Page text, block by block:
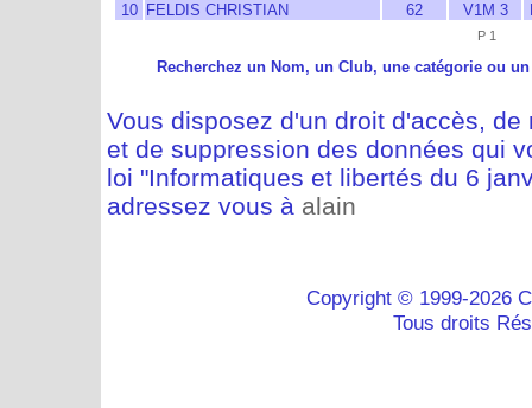
10
FELDIS CHRISTIAN 62 V1M 3
P 1
Recherchez un Nom, un Club, une catégorie ou
Vous disposez d'un droit d'accès,
et de suppression des données qui
loi "Informatiques et libertés du 6
adressez vous à alain
Copyright © 1999-2026
Tous droits